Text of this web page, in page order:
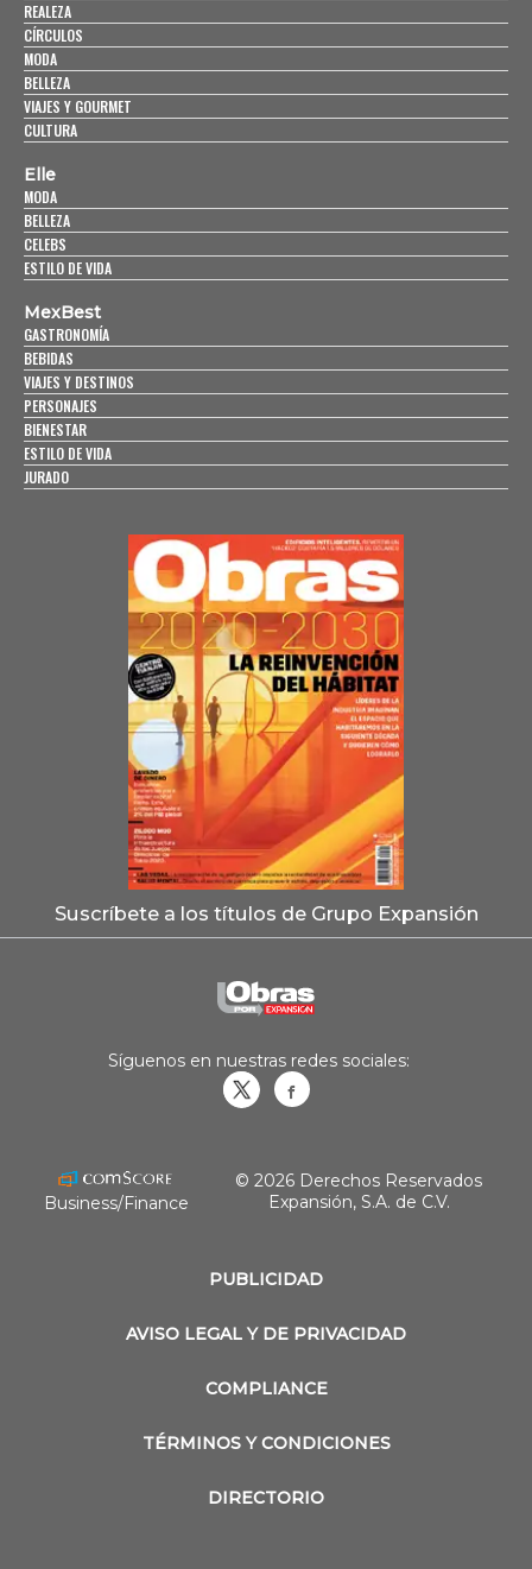
REALEZA
CÍRCULOS
MODA
BELLEZA
VIAJES Y GOURMET
CULTURA
Elle
MODA
BELLEZA
CELEBS
ESTILO DE VIDA
MexBest
GASTRONOMÍA
BEBIDAS
VIAJES Y DESTINOS
PERSONAJES
BIENESTAR
ESTILO DE VIDA
JURADO
Suscríbete a los títulos de Grupo Expansión
PUBLICIDAD
AVISO LEGAL Y DE PRIVACIDAD
COMPLIANCE
TÉRMINOS Y CONDICIONES
DIRECTORIO
Síguenos en nuestras redes sociales:
Business/Finance
© 2026 Derechos Reservados
Expansión, S.A. de C.V.